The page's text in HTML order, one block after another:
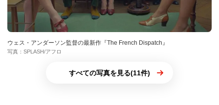
ウェス・アンダーソン監督の最新作『The French Dispatch』
写真：SPLASH/アフロ
すべての写真を見る(11件)